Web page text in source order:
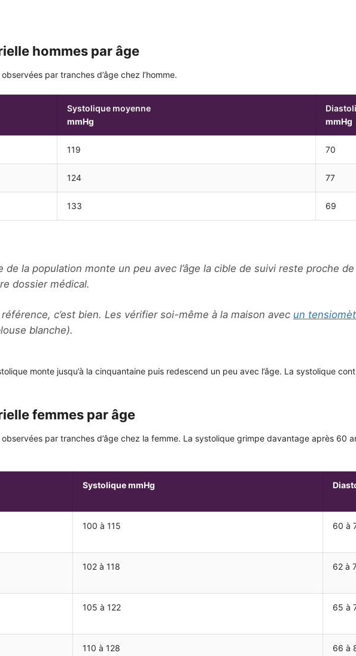
hommes par âge
par tranches d’âge chez l’homme.
Systolique moyenne
mmHg
mmHg
119 70
124 77
133 69
de la population monte un peu avec l’âge la cible de suivi reste proche
dossier médical.
c’est bien. Les vérifier soi-même à la maison avec un
blanche).
monte jusqu’à la cinquantaine puis redescend un peu avec l’âge. La systolique
femmes par âge
par tranches d’âge chez la femme. La systolique grimpe davantage après 60
Systolique mmHg
100 à 115 60 à
102 à 118 62 à
105 à 122 65 à
110 à 128 66 à